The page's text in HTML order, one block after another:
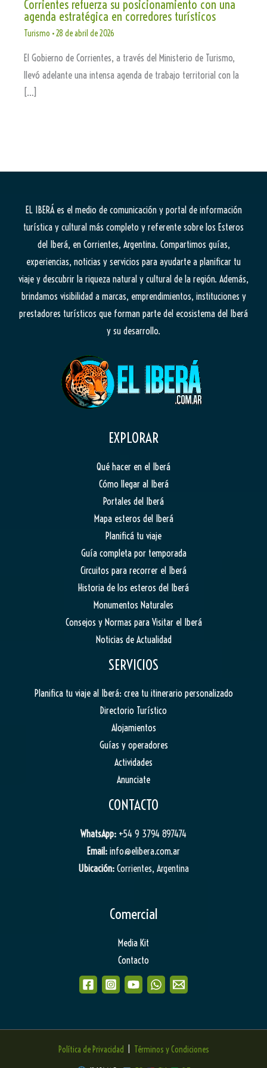
Corrientes refuerza su posicionamiento con una
agenda estratégica en corredores turísticos
Turismo •28 de abril de 2026
El Gobierno de Corrientes, a través del Ministerio de Turismo,
llevó adelante una intensa agenda de trabajo territorial con la
[…]
EL IBERÁes el medio de comunicación y portal de información
turística y cultural más completo y referente sobre los Esteros
del Iberá, en Corrientes, Argentina. Compartimos guías,
experiencias, noticias y servicios para ayudarte a planificar tu
viaje y descubrir la riqueza natural y cultural de la región. Además,
brindamos visibilidad a marcas, emprendimientos, instituciones y
prestadores turísticos que forman parte del ecosistema del Iberá
y su desarrollo.
EXPLORAR
Qué hacer en el Iberá
Cómo llegar al Iberá
Portales del Iberá
Mapa esteros del Iberá
Planificá tu viaje
Guía completa por temporada
Circuitos para recorrer el Iberá
Historia de los esteros del Iberá
Monumentos Naturales
Consejos y Normas para Visitar el Iberá
Noticias de Actualidad
SERVICIOS
Planifica tu viaje al Iberá: crea tu itinerario personalizado
Directorio Turístico
Alojamientos
Guías y operadores
Actividades
Anunciate
CONTACTO
WhatsApp: +54 9 3794 897474
Email: info@elibera.com.ar
Ubicación: Corrientes, Argentina
Comercial
Media Kit
Contacto
Política de Privacidad Términos y Condiciones